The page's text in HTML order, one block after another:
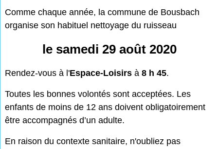
Comme chaque année, la commune de Bousbach
organise son habituel nettoyage du ruisseau
le samedi 29 août 2020
Rendez-vous à l'Espace-Loisirs à8 h 45.
Toutes les bonnes volontés sont acceptées. Les
enfants de moins de 12 ans doivent obligatoirement
être accompagnés d’un adulte.
En raison du contexte sanitaire, n'oubliez pas